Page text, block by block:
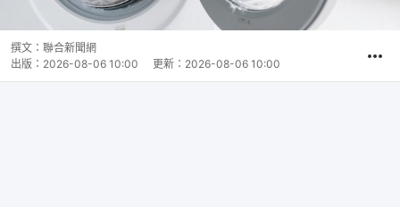
撰文： 聯合新聞網
出版： 2026-08-06 10:00 更新： 2026-08-06 10:00